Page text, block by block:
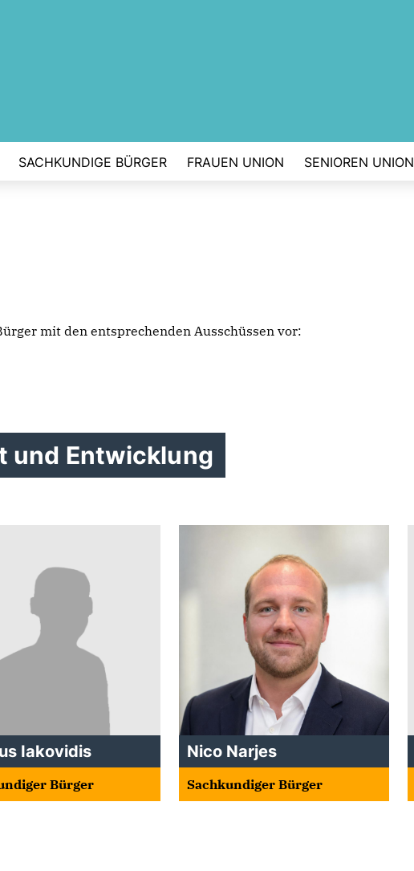
SACHKUNDIGE BÜRGER FRAUEN UNION SENIOREN UNION
mit den entsprechenden Ausschüssen vor:
und Entwicklung
Iakovidis
Bürger
Nico Narjes
Sachkundiger Bürger